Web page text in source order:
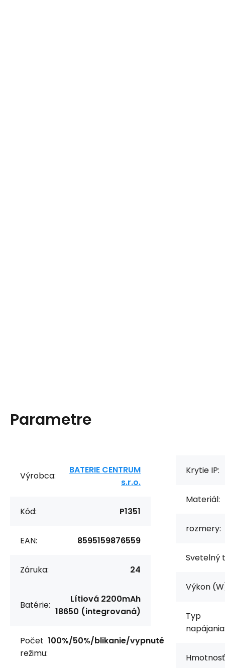
Parametre
Výrobca:
BATERIE CENTRUM
s.r.o.
Kód: P1351
EAN: 8595159876559
Záruka: 24
Batérie:
Lítiová 2200mAh
18650 (integrovaná)
Počet
režimu:
100%/50%/blikanie/vypnuté
Krytie IP:
Materiál:
rozmery:
Svetelný
Výkon
Typ